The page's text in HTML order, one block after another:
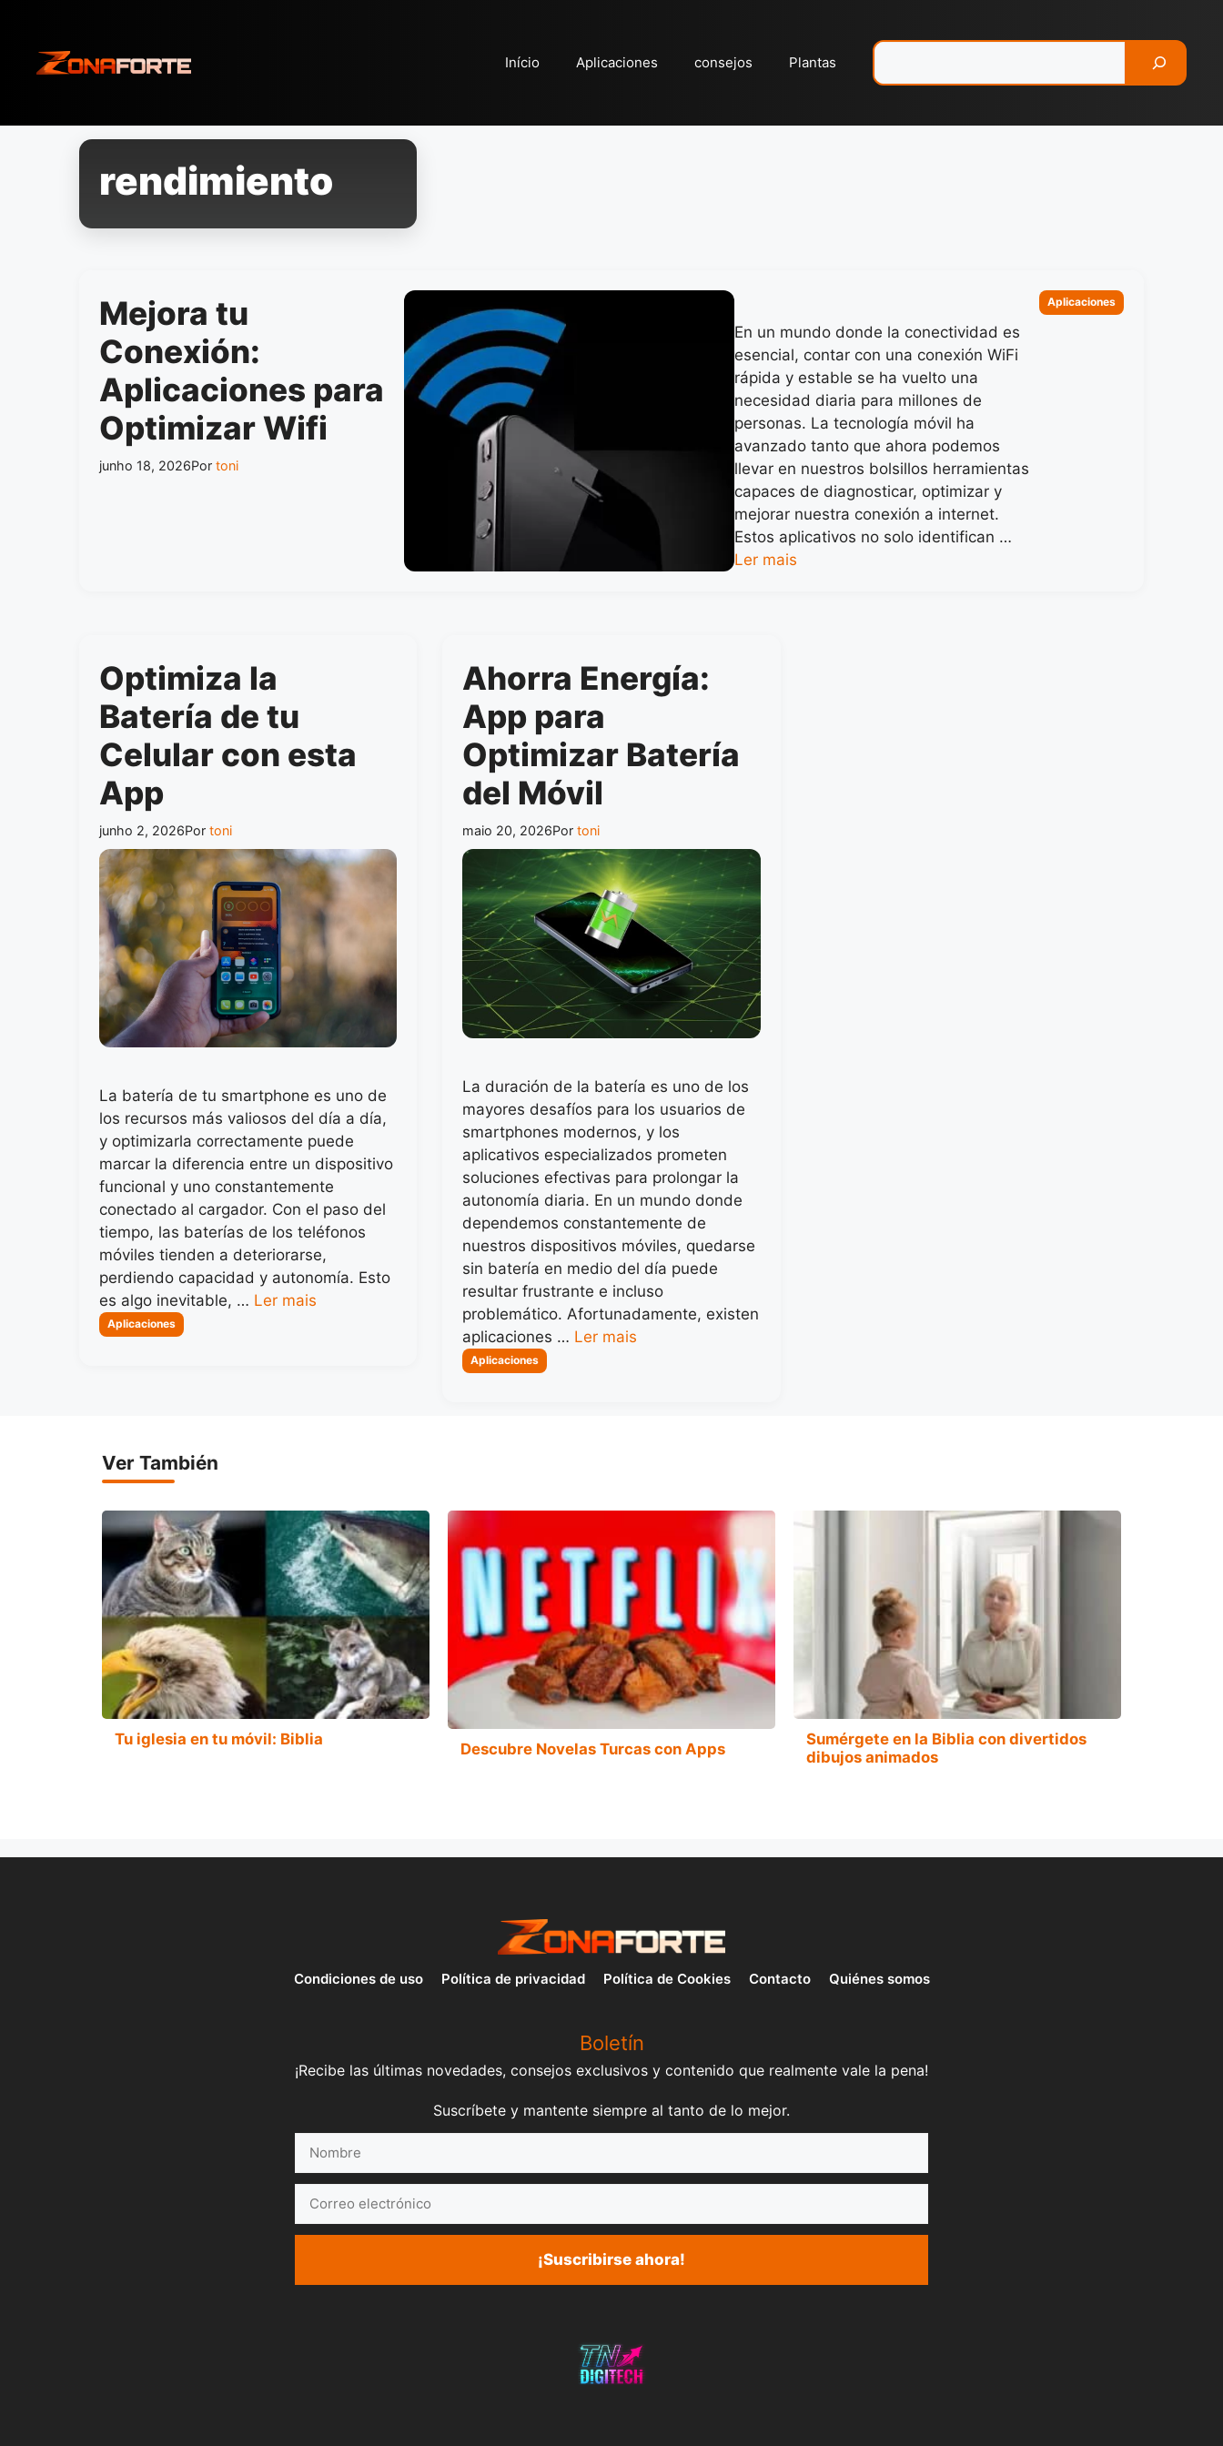
conteúdo
Início Aplicaciones consejos Plantas
rendimiento
Mejora tu
Conexión:
Aplicaciones para
Optimizar Wifi
junho 18, 2026Por toni
En un mundo donde la conectividad es
esencial, contar con una conexión WiFi
rápida y estable se ha vuelto una
necesidad diaria para millones de
personas. La tecnología móvil ha
avanzado tanto que ahora podemos
llevar en nuestros bolsillos herramientas
capaces de diagnosticar, optimizar y
mejorar nuestra conexión a internet.
Estos aplicativos no solo identifican …
Ler mais
Categorias
Aplicaciones
Optimiza la
Batería de tu
Celular con esta
App
junho 2, 2026Por toni
La batería de tu smartphone es uno de
los recursos más valiosos del día a día,
y optimizarla correctamente puede
marcar la diferencia entre un dispositivo
funcional y uno constantemente
conectado al cargador. Con el paso del
tiempo, las baterías de los teléfonos
móviles tienden a deteriorarse,
perdiendo capacidad y autonomía. Esto
es algo inevitable, … Ler mais
Categorias
Aplicaciones
Ahorra Energía:
App para
Optimizar Batería
del Móvil
maio 20, 2026Portoni
La duración de la batería es uno de los
mayores desafíos para los usuarios de
smartphones modernos, y los
aplicativos especializados prometen
soluciones efectivas para prolongar la
autonomía diaria. En un mundo donde
dependemos constantemente de
nuestros dispositivos móviles, quedarse
sin batería en medio del día puede
resultar frustrante e incluso
problemático. Afortunadamente, existen
aplicaciones … Ler mais
Categorias
Aplicaciones
Ver También
Tu iglesia en tu móvil: Biblia
Descubre Novelas Turcas con Apps
Sumérgete en la Biblia con divertidos
dibujos animados
Condiciones de uso Política de privacidad Política de Cookies Contacto Quiénes somos
Boletín
¡Recibe las últimas novedades, consejos exclusivos y contenido que realmente vale la pena!
Suscríbete y mantente siempre al tanto de lo mejor.
electrónico
¡Suscribirse ahora!